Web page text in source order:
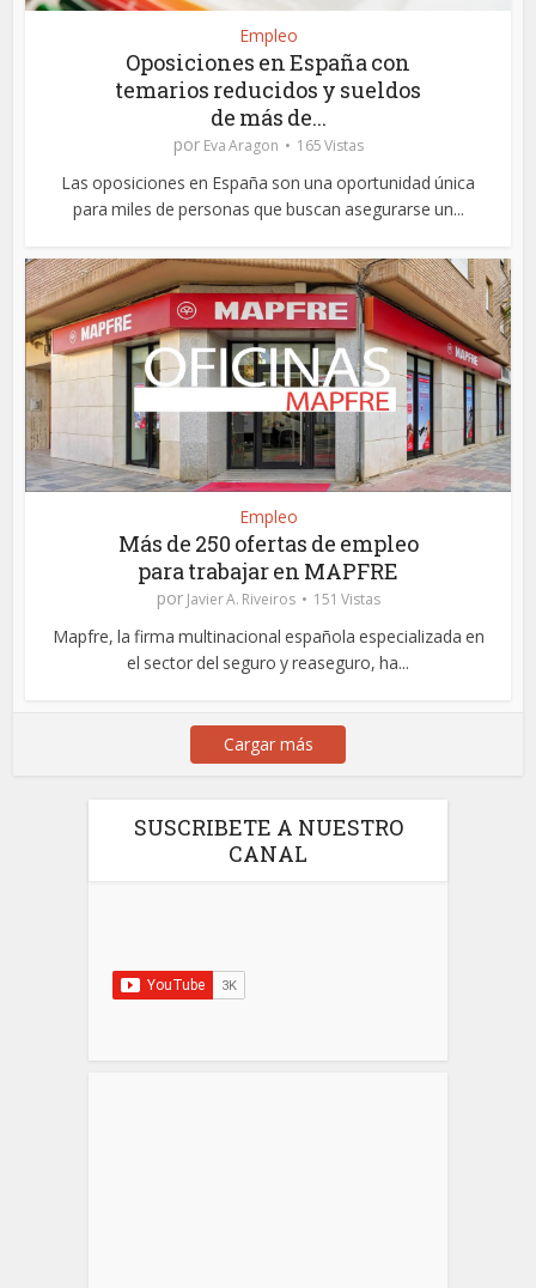
Empleo
Oposiciones en España con
temarios reducidos y sueldos
de más de...
por Eva Aragon 165 Vistas
Las oposiciones en España son una oportunidad única
para miles de personas que buscan asegurarse un...
Empleo
Más de 250 ofertas de empleo
para trabajar en MAPFRE
por Javier A. Riveiros 151 Vistas
Mapfre, la firma multinacional española especializada en
el sector del seguro y reaseguro, ha...
Cargar más
SUSCRIBETE A NUESTRO
CANAL